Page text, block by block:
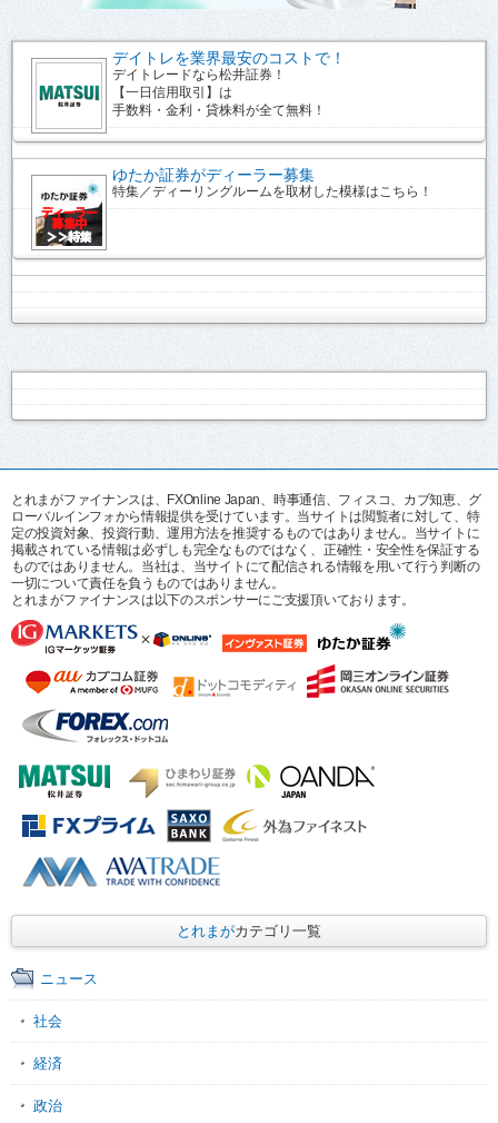
デイトレを業界最安のコストで！
デイトレードなら松井証券！
【一日信用取引】は
手数料・金利・貸株料が全て無料！
ゆたか証券がディーラー募集
特集／ディーリングルームを取材した模様はこちら！
とれまがファイナンスは、FXOnline Japan、時事通信、フィスコ、カブ知恵、グ
ローバルインフォから情報提供を受けています。当サイトは閲覧者に対して、特
定の投資対象、投資行動、運用方法を推奨するものではありません。当サイトに
掲載されている情報は必ずしも完全なものではなく、正確性・安全性を保証する
ものではありません。当社は、当サイトにて配信される情報を用いて行う判断の
一切について責任を負うものではありません。
とれまがファイナンスは以下のスポンサーにご支援頂いております。
とれまがカテゴリ一覧
ニュース
社会
経済
政治